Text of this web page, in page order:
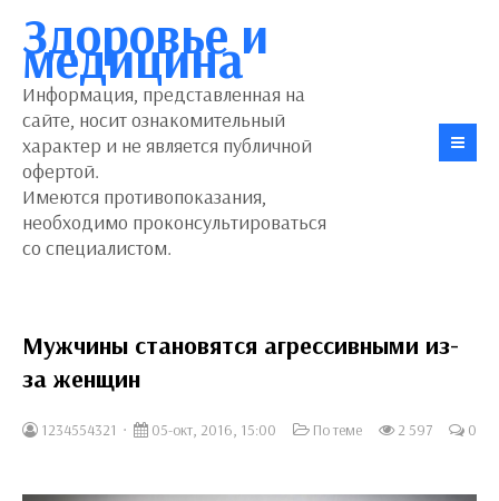
Здоровье и
медицина
Информация, представленная на
сайте, носит ознакомительный
характер и не является публичной
офертой.
Имеются противопоказания,
необходимо проконсультироваться
со специалистом.
Мужчины становятся агрессивными из-
за женщин
1234554321 05-окт, 2016, 15:00 По теме 2 597 0